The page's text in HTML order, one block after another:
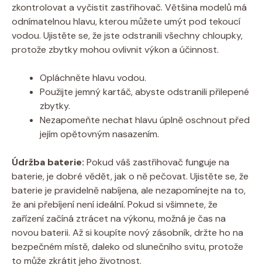
zkontrolovat a vyčistit zastřihovač. Většina modelů má
odnímatelnou hlavu, kterou můžete umýt pod tekoucí
vodou. Ujistěte se, že jste odstranili všechny chloupky,
protože zbytky mohou ovlivnit výkon a účinnost.
Opláchněte hlavu vodou.
Použijte jemný kartáč, abyste odstranili přilepené
zbytky.
Nezapomeňte nechat hlavu úplně oschnout před
jejím opětovným nasazením.
Údržba baterie: Pokud váš zastřihovač funguje na
baterie, je dobré vědět, jak o ně pečovat. Ujistěte se, že
baterie je pravidelně nabíjena, ale nezapomínejte na to,
že ani přebíjení není ideální. Pokud si všimnete, že
zařízení začíná ztrácet na výkonu, možná je čas na
novou baterii. Až si koupíte nový zásobník, držte ho na
bezpečném místě, daleko od slunečního svitu, protože
to může zkrátit jeho životnost.